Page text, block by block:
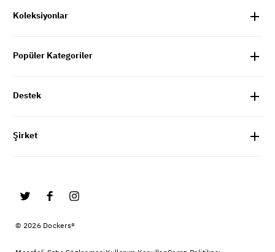
Koleksiyonlar
Popüler Kategoriler
Destek
Şirket
© 2026 Dockers®